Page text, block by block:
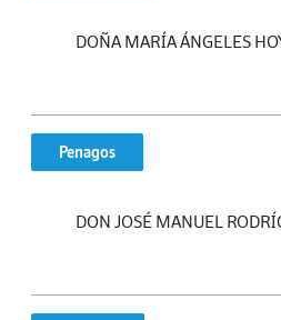
DOÑA MARÍA ÁNGELES
Penagos
DON JOSÉ MANUEL